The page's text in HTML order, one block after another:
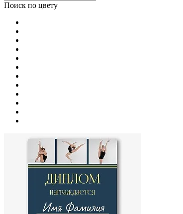
Поиск по цвету